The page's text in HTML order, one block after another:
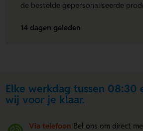
de bestelde gepersonaliseerde
14 dagen geleden
Elke werkdag tussen 08:30
wij voor je klaar.
Via telefoon Bel ons om direct